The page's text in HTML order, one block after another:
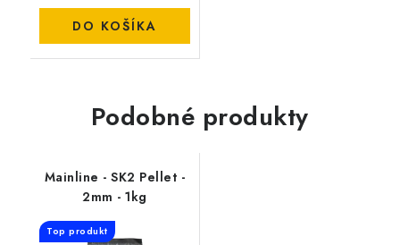
DO KOŠÍKA
Podobné produkty
Mainline - SK2 Pellet -
2mm - 1kg
Top produkt